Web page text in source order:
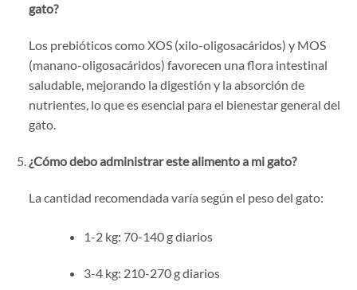
gato?
Los prebióticos como XOS (xilo-oligosacáridos) y MOS
(manano-oligosacáridos) favorecen una flora intestinal
saludable, mejorando la digestión y la absorción de
nutrientes, lo que es esencial para el bienestar general del
gato.
¿Cómo debo administrar este alimento a mi gato?
La cantidad recomendada varía según el peso del gato:
1-2 kg: 70-140 g diarios
3-4 kg: 210-270 g diarios